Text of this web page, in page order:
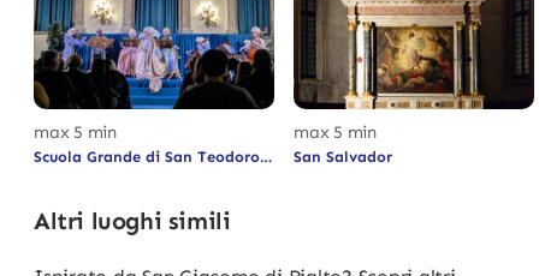
max 5 min
Scuola Grande di San Teodoro
max 5 min
San Salvador
Altri luoghi simili